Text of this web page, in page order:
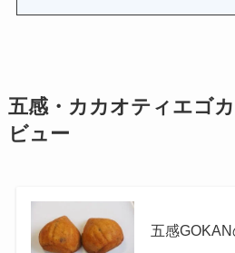
五感・カカオティエゴ
ビュー
五感